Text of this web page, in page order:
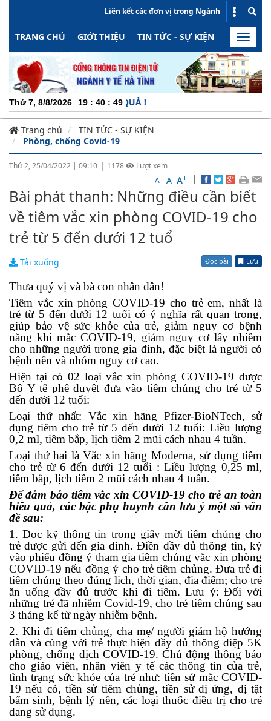
Liên kết các đơn vị trong Ngành
TRANG CHỦ GIỚI THIỆU TIN TỨC - SỰ KIỆN HOẠT
Toggle
Thứ 7, 8/8/2026 19 : 40 : 50
- MINH BẠCH - HIỆU QUẢ !
Trang chủ
TIN TỨC - SỰ KIỆN
Phòng, chống Covid-19
Thứ 2, 25/04/2022 | 09:10 | 1178
Lượt xem
A- A A+ |
Bài phát thanh: Những điều cần biết
về tiêm vắc xin phòng COVID-19 cho
trẻ từ 5 đến dưới 12 tuổ
Tải xuống Đọc bài Lưu
Thưa quý vị và bà con nhân dân!
Tiêm vắc xin phòng COVID-19 cho trẻ em, nhất là
trẻ từ 5 đến dưới 12 tuổi có ý nghĩa rất quan trọng,
giúp bảo vệ sức khỏe của trẻ, giảm nguy cơ bệnh
nặng khi mắc COVID-19, giảm nguy cơ lây nhiễm
cho những người trong gia đình, đặc biệt là người có
bệnh nền và nhóm nguy cơ cao.
Hiện tại có 02 loại vắc xin phòng COVID-19 được
Bộ Y tế phê duyệt đưa vào tiêm chủng cho trẻ từ 5
đến dưới 12 tuổi:
Loại thứ nhất: Vắc xinhãngPfizer-BioNTech, sử
dụng tiêm cho trẻ từ 5 đến dưới12 tuổi: Liều lượng
0,2 ml, tiêm bắp, lịch tiêm 2 mũi cách nhau 4 tuần.
Loại thứ hai là Vắc xin hãng Moderna, sử dụng tiêm
cho trẻ từ 6 đến dưới 12 tuổi : Liều lượng 0,25 ml,
tiêm bắp, lịch tiêm 2 mũi cách nhau 4 tuần.
Đểđảm bảo tiêm vắc xin COVID-19 cho trẻ an toàn
hiệu quả, các bậc phụ huynh cần lưu ýmột số vấn
đề sau:
1. Đọc kỹ thông tin trong giấy mời tiêm chủng cho
trẻ được gửi đến gia đình. Điền đầy đủ thông tin, ký
vào phiếu đồng ý tham gia tiêm chủng vắc xin phòng
COVID-19 nếu đồng ý cho trẻ tiêm chủng. Đưa trẻ đi
tiêm chủng theo đúng lịch, thời gian, địa điểm; cho trẻ
ăn uống đầy đủ trước khi đi tiêm. Lưu ý:Đối với
những trẻđã nhiễm Covid-19, cho trẻ tiêm chủng sau
3 tháng kể từ ngày nhiễm bệnh.
2. Khi đi tiêm chủng, cha mẹ/ người giám hộ hướng
dẫn và cùng với trẻ thực hiện đầy đủ thông điệp 5K
phòng, chống dịch COVID-19. Chủ động thông báo
cho giáo viên, nhân viên y tế các thông tin của trẻ,
tình trạng sức khỏe của trẻ như: tiền sử mắc COVID-
19 nếu có, tiền sử tiêm chủng, tiền sử dị ứng, dị tật
bẩm sinh, bệnh lý nền, các loại thuốc điều trị cho trẻ
đang sử dụng.